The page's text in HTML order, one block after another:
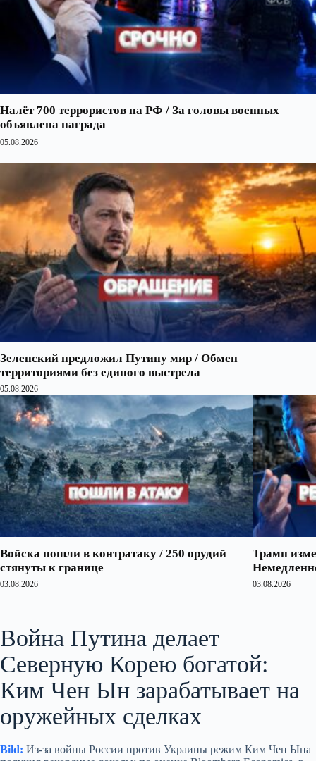
Налёт 700 террористов на РФ / За головы военных
объявлена награда
05.08.2026
Зеленский предложил Путину мир / Обмен
территориями без единого выстрела
05.08.2026
Войска пошли в контратаку / 250 орудий
стянуты к границе
03.08.2026
Трамп
03.08.2026
Война Путина делает
Северную Корею богатой:
Ким Чен Ын зарабатывает на
оружейных сделках
Bild: Из‑за войны России против Украины режим Ким Чен Ына